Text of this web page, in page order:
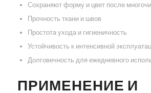
Сохраняют форму и цвет после
Прочность ткани и швов
Простота ухода и гигиеничность
Устойчивость к интенсивной
Долговечность для ежедневного
ПРИМЕНЕНИЕ И